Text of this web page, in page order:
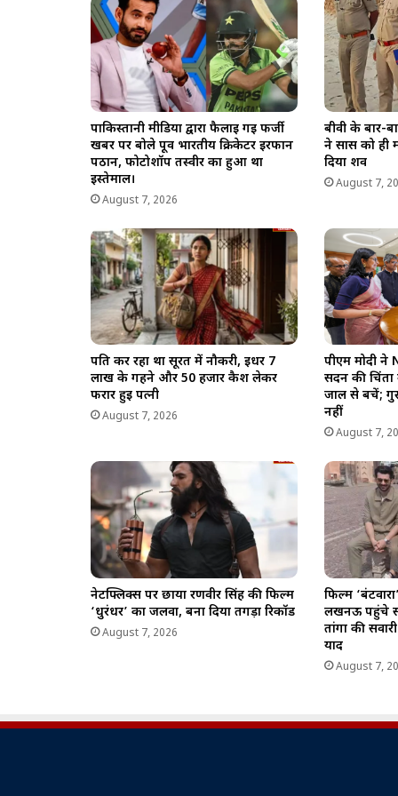
पाकिस्तानी मीडिया द्वारा फैलाई गई फर्जी
खबर पर बोले पूर्व भारतीय क्रिकेटर इरफान
पठान, फोटोशॉप तस्वीर का हुआ था
इस्तेमाल।
August 7, 2026
बीवी के बार-
ने सास को ही
दिया शव
August 7,
पति कर रहा था सूरत में नौकरी, इधर 7
लाख के गहने और 50 हजार कैश लेकर
फरार हुई पत्नी
August 7, 2026
पीएम मोदी ने
सदन की
जाल से बचें;
नहीं
August 7,
नेटफ्लिक्स पर छाया रणवीर सिंह की फिल्म
‘धुरंधर’ का जलवा, बना दिया तगड़ा रिकॉर्ड
August 7, 2026
फिल्म
लखनऊ पहुंचे
तांगा की
याद
August 7,